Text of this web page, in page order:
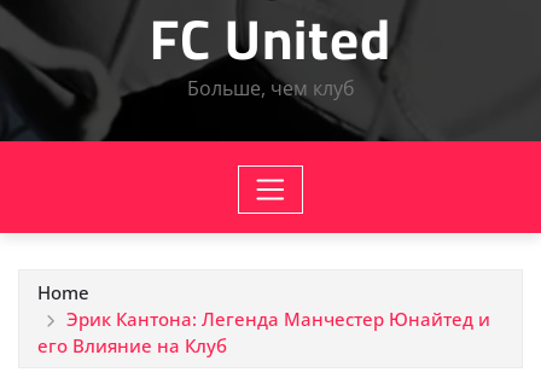
FC United
Больше, чем клуб
Home
Эрик Кантона: Легенда Манчестер Юнайтед и
его Влияние на Клуб